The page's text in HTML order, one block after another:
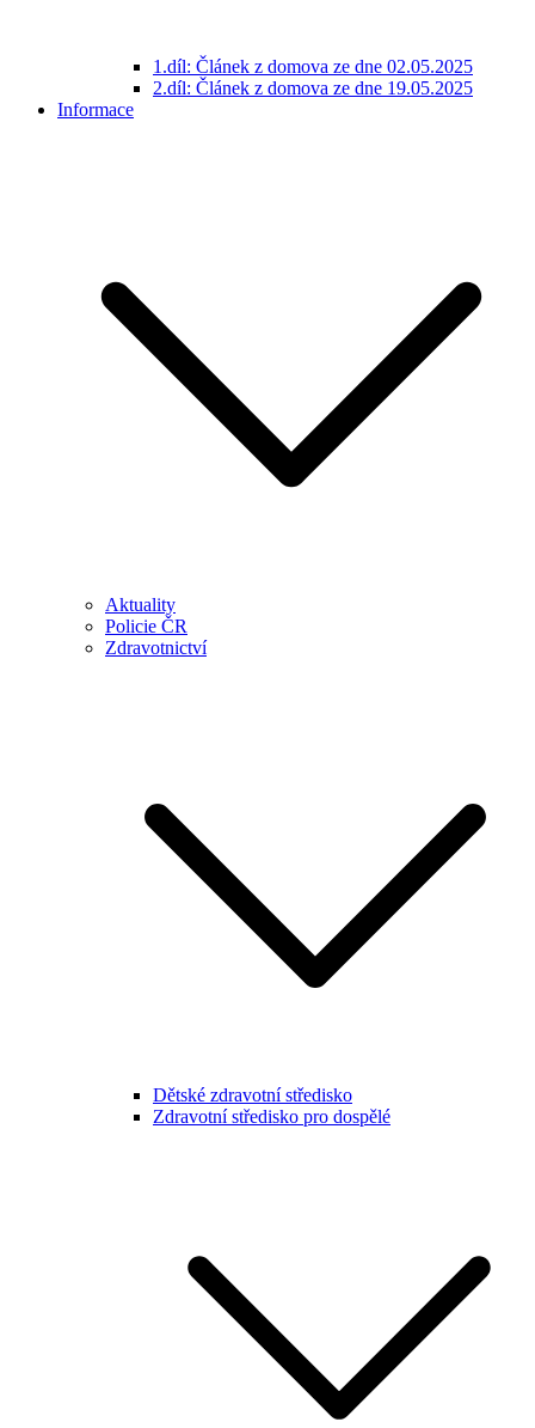
1.díl: Článek z domova ze dne 02.05.2025
2.díl: Článek z domova ze dne 19.05.2025
Informace
Aktuality
Policie ČR
Zdravotnictví
Dětské zdravotní středisko
Zdravotní středisko pro dospělé